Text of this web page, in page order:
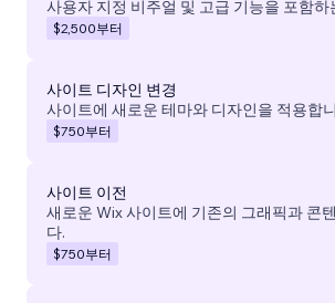
사용자 지정 비주얼 및 고급 기능을 포함하
$2,500부터
사이트 디자인 변경
사이트에 새로운 테마와 디자인을 적용합
$750부터
사이트 이전
새로운 Wix 사이트에 기존의 그래픽과 콘
다.
$750부터